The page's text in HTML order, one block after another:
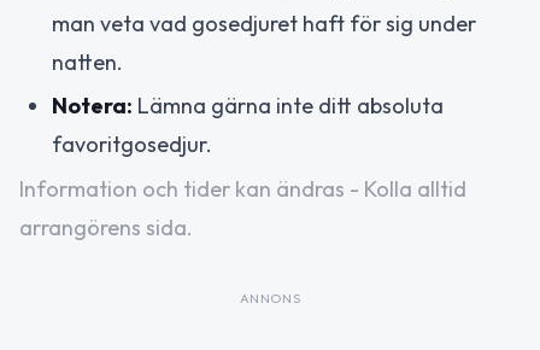
man veta vad gosedjuret haft för sig under
natten.
Notera: Lämna gärna inte ditt absoluta
favoritgosedjur.
Information och tider kan ändras - Kolla alltid
arrangörens sida.
ANNONS